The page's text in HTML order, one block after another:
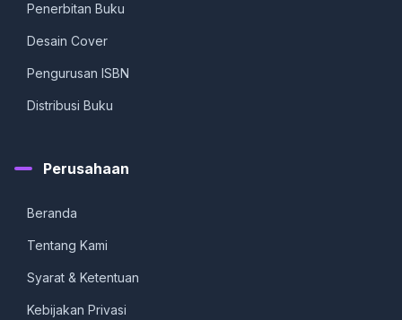
Penerbitan Buku
Desain Cover
Pengurusan ISBN
Distribusi Buku
Perusahaan
Beranda
Tentang Kami
Syarat & Ketentuan
Kebijakan Privasi